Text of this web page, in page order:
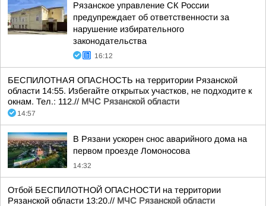
Рязанское управление СК России
предупреждает об ответственности за
нарушение избирательного
законодательства
16:12
БЕСПИЛОТНАЯ ОПАСНОСТЬ на территории Рязанской
области 14:55. Избегайте открытых участков, не подходите к
окнам. Тел.: 112.// МЧС Рязанской области
14:57
В Рязани ускорен снос аварийного дома на
первом проезде Ломоносова
14:32
Отбой БЕСПИЛОТНОЙ ОПАСНОСТИ на территории
Рязанской области 13:20.// МЧС Рязанской области